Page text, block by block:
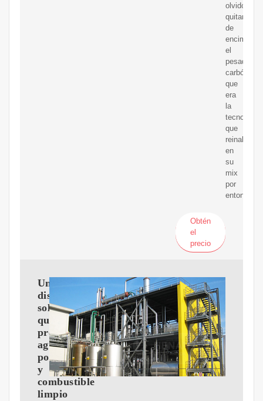
olvidó
quitarse
de
encima
el
pesado
carbón
que
era
la
tecnología
que
reinaba
en
su
mix
por
entonces.
Obtén
el
precio
Un
dispositivo
solar
que
produce
agua
potable
y
combustible
limpio